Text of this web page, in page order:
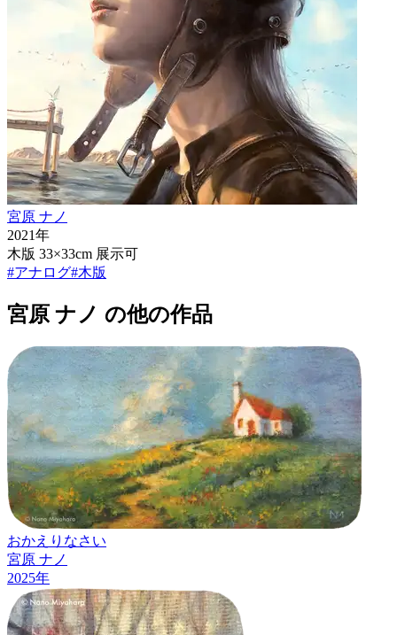
宮原 ナノ
2021年
木版 33×33cm 展示可
#アナログ#木版
宮原 ナノ の他の作品
おかえりなさい
宮原 ナノ
2025年